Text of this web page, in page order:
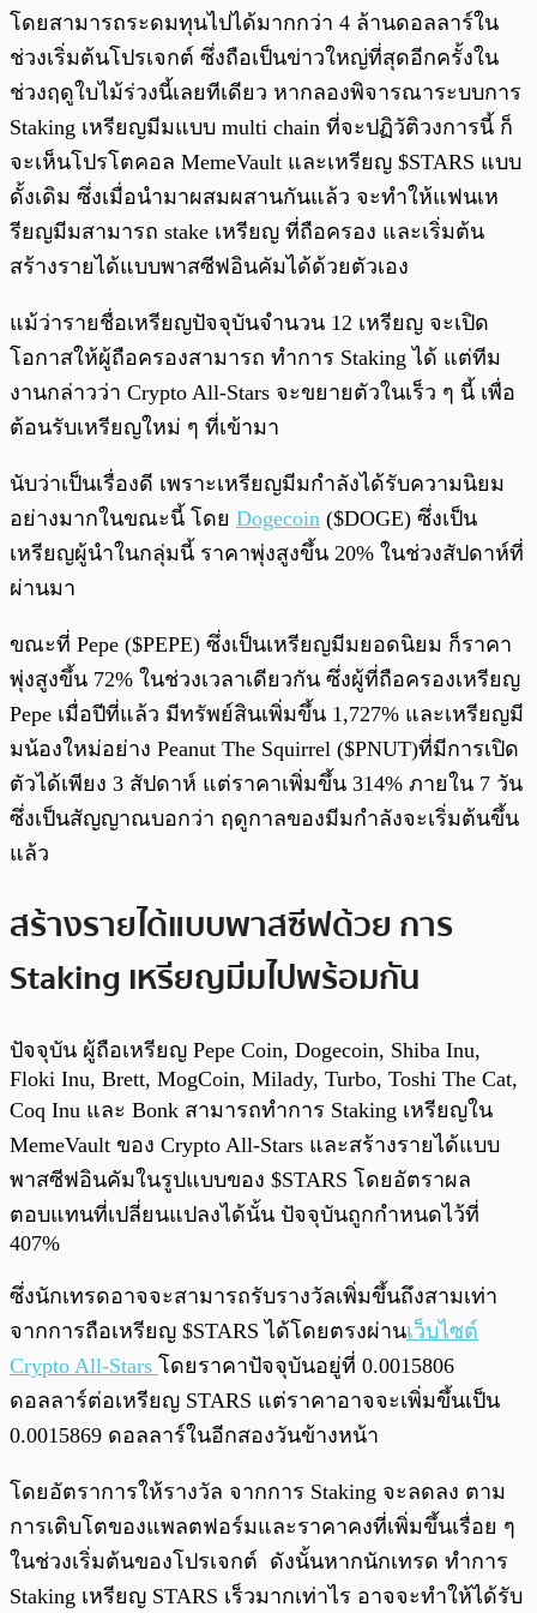
โดยสามารถระดมทุนไปได้มากกว่า 4 ล้านดอลลาร์ใน
ช่วงเริ่มต้นโปรเจกต์ ซึ่งถือเป็นข่าวใหญ่ที่สุดอีกครั้งใน
ช่วงฤดูใบไม้ร่วงนี้เลยทีเดียว หากลองพิจารณาระบบการ
Staking เหรียญมีมแบบ multi chain ที่จะปฏิวัติวงการนี้ ก็
จะเห็นโปรโตคอล MemeVault และเหรียญ $STARS แบบ
ดั้งเดิม ซึ่งเมื่อนำมาผสมผสานกันแล้ว จะทำให้แฟนเห
รียญมีมสามารถ stake เหรียญ ที่ถือครอง และเริ่มต้น
สร้างรายได้แบบพาสซีฟอินคัมได้ด้วยตัวเอง
แม้ว่ารายชื่อเหรียญปัจจุบันจำนวน 12 เหรียญ จะเปิด
โอกาสให้ผู้ถือครองสามารถ ทำการ Staking ได้ แต่ทีม
งานกล่าวว่า Crypto All-Stars จะขยายตัวในเร็ว ๆ นี้ เพื่อ
ต้อนรับเหรียญใหม่ ๆ ที่เข้ามา
นับว่าเป็นเรื่องดี เพราะเหรียญมีมกำลังได้รับความนิยม
อย่างมากในขณะนี้ โดย Dogecoin ($DOGE) ซึ่งเป็น
เหรียญผู้นำในกลุ่มนี้ ราคาพุ่งสูงขึ้น 20% ในช่วงสัปดาห์ที่
ผ่านมา
ขณะที่ Pepe ($PEPE) ซึ่งเป็นเหรียญมีมยอดนิยม ก็ราคา
พุ่งสูงขึ้น 72% ในช่วงเวลาเดียวกัน ซึ่งผู้ที่ถือครองเหรียญ
Pepe เมื่อปีที่แล้ว มีทรัพย์สินเพิ่มขึ้น 1,727% และเหรียญมี
มน้องใหม่อย่าง Peanut The Squirrel ($PNUT)ที่มีการเปิด
ตัวได้เพียง 3 สัปดาห์ แต่ราคาเพิ่มขึ้น 314% ภายใน 7 วัน
ซึ่งเป็นสัญญาณบอกว่า ฤดูกาลของมีมกำลังจะเริ่มต้นขึ้น
แล้ว
สร้างรายได้แบบพาสซีฟด้วย การ
Staking เหรียญมีมไปพร้อมกัน
ปัจจุบัน ผู้ถือเหรียญ Pepe Coin, Dogecoin, Shiba Inu,
Floki Inu, Brett, MogCoin, Milady, Turbo, Toshi The Cat,
Coq Inu และ Bonk สามารถทำการ Staking เหรียญใน
MemeVault ของ Crypto All-Stars และสร้างรายได้แบบ
พาสซีฟอินคัมในรูปแบบของ $STARS โดยอัตราผล
ตอบแทนที่เปลี่ยนแปลงได้นั้น ปัจจุบันถูกกำหนดไว้ที่
407%
ซึ่งนักเทรดอาจจะสามารถรับรางวัลเพิ่มขึ้นถึงสามเท่า
จากการถือเหรียญ $STARS ได้โดยตรงผ่านเว็บไซต์
Crypto All-Stars โดยราคาปัจจุบันอยู่ที่ 0.0015806
ดอลลาร์ต่อเหรียญ STARS แต่ราคาอาจจะเพิ่มขึ้นเป็น
0.0015869 ดอลลาร์ในอีกสองวันข้างหน้า
โดยอัตราการให้รางวัล จากการ Staking จะลดลง ตาม
การเติบโตของแพลตฟอร์มและราคาคงที่เพิ่มขึ้นเรื่อย ๆ
ในช่วงเริ่มต้นของโปรเจกต์ ดังนั้นหากนักเทรด ทำการ
Staking เหรียญ STARS เร็วมากเท่าไร อาจจะทำให้ได้รับ